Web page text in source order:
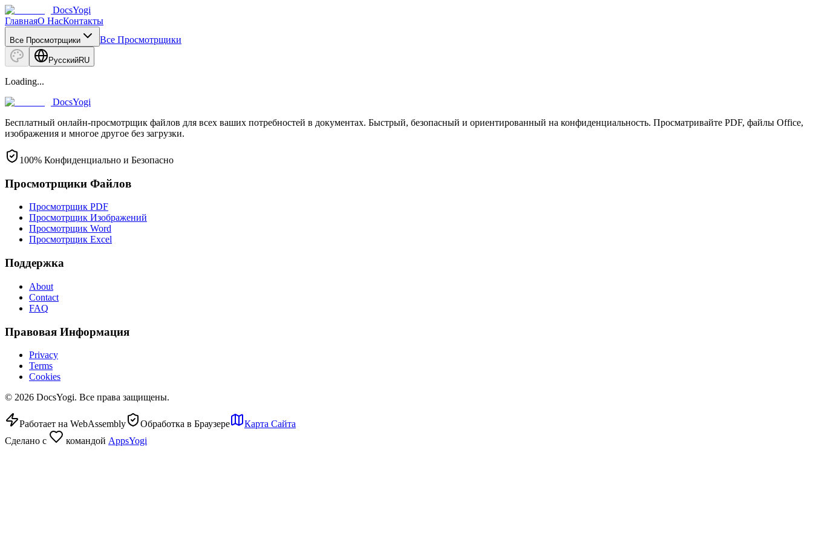
DocsYogi
ГлавнаяО НасКонтакты
Все Просмотрщики Все Просмотрщики
РусскийRU
Loading...
DocsYogi
Бесплатный онлайн-просмотрщик файлов для всех ваших потребностей в документах. Быстрый, безопасный и ориентированный на конфиденциальность. Просматривайте PDF, файлы Office,
изображения и многое другое без загрузки.
100% Конфиденциально и Безопасно
Просмотрщики Файлов
Просмотрщик PDF
Просмотрщик Изображений
Просмотрщик Word
Просмотрщик Excel
Поддержка
About
Contact
FAQ
Правовая Информация
Privacy
Terms
Cookies
© 2026 DocsYogi. Все права защищены.
Работает на WebAssembly Обработка в Браузере
Карта Сайта
Сделано с
командой AppsYogi